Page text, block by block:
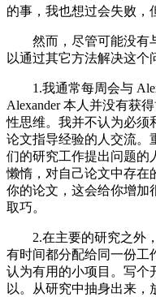
的事，我也想过会失败，
然而，尽管可能没有
以通过其它方法解决这个
1.我通常每周会与
Alexander 本人并没有获
性思维。我并不认为必须
论文指导经验的人交流。
们的研究工作提出问题的
懒惰，对自己论文中存在
你的论文，这会给你增加
取巧。
2.在主要的研究之外，
有时间都分配给同一份工
认为有用的小项目。写个
以。从研究中抽身出来